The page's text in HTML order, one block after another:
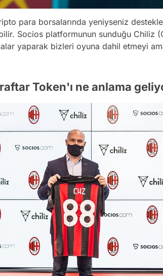
para borsalarında yeniyseniz
Socios platformunun sunduğu
yaparak bizleri oyuna dahil etmeyi
Token'ı ne anlama